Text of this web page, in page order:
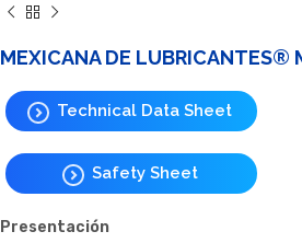
MEXICANA DE
Technical Data Sheet
Safety Sheet
Presentación